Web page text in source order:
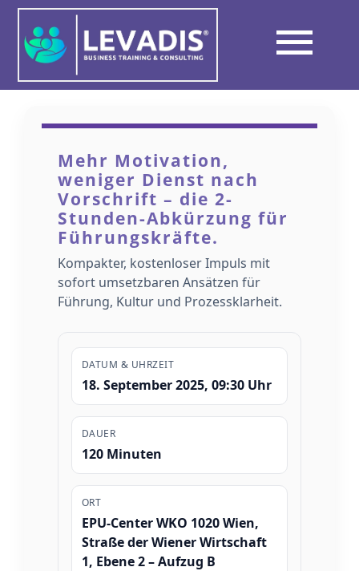
Skip
content
Unterschied
Netzwerk & Partner
Mehr Motivation,
weniger Dienst nach
Vorschrift – die 2-
Stunden-Abkürzung für
Führungskräfte.
Kompakter, kostenloser Impuls mit
sofort umsetzbaren Ansätzen für
Führung, Kultur und Prozessklarheit.
DATUM & UHRZEIT
18. September 2025, 09:30 Uhr
DAUER
120 Minuten
ORT
EPU-Center WKO 1020 Wien,
Straße der Wiener Wirtschaft
1, Ebene 2 – Aufzug B